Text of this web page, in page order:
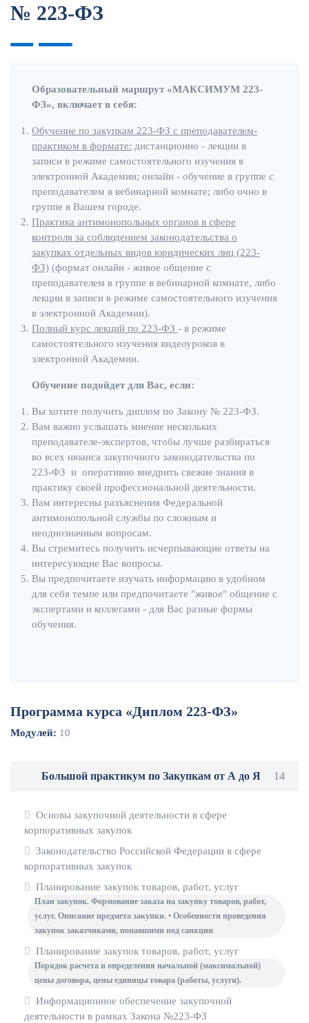
№ 223-ФЗ
Образовательный маршрут «МАКСИМУМ 223-
ФЗ», включает в себя:
Обучение по закупкам 223-ФЗ с преподавателем-
практиком в формате: дистанционно - лекции в
записи в режиме самостоятельного изучения в
электронной Академии; онлайн - обучение в группе с
преподавателем в вебинарной комнате; либо очно в
группе в Вашем городе.
Практика антимонопольных органов в сфере
контроля за соблюдением законодательства о
закупках отдельных видов юридических лиц (223-
ФЗ) (формат онлайн - живое общение с
преподавателем в группе в вебинарной комнате, либо
лекции в записи в режиме самостоятельного изучения
в электронной Академии).
Полный курс лекций по 223-ФЗ - в режиме
самостоятельного изучения видеоуроков в
электронной Академии.
Обучение подойдет для Вас, если:
Вы хотите получить диплом по Закону № 223-ФЗ.
Вам важно услышать мнение нескольких
преподавателе-экспертов, чтобы лучше разбираться
во всех нюанса закупочного законодательства по
223-ФЗ и оперативно внедрить свежие знания в
практику своей профессиональной деятельности.
Вам интересны разъяснения Федеральной
антимонопольной службы по сложным и
неоднозначным вопросам.
Вы стремитесь получить исчерпывающие ответы на
интересующие Вас вопросы.
Вы предпочитаете изучать информацию в удобном
для себя темпе или предпочитаете "живое" общение с
экспертами и коллегами - для Вас разные формы
обучения.
Программа курса «Диплом 223-ФЗ»
Модулей: 10
Большой практикум по Закупкам от А до Я 14
Основы закупочной деятельности в сфере
корпоративных закупок
Законодательство Российской Федерации в сфере
корпоративных закупок
Планирование закупок товаров, работ, услуг
План закупок. Формование заказа на закупку товаров, работ,
услуг. Описание предмета закупки. • Особенности проведения
закупок заказчиками, попавшими под санкции
Планирование закупок товаров, работ, услуг
Порядок расчета и определения начальной (максимальной)
цены договора, цены единицы товара (работы, услуги).
Информационное обеспечение закупочной
деятельности в рамках Закона №223-ФЗ